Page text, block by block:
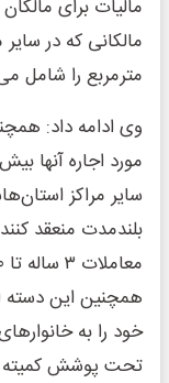
مترمربع را شامل
وی ادامه داد:
سایر مراکز
همچنین این دسته
خود را به
تحت پوشش کمیته